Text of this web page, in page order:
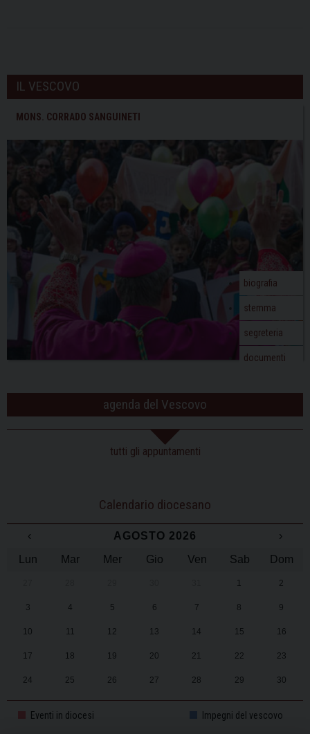
o
s
a
t
IL VESCOVO
MONS. CORRADO SANGUINETI
biografia
stemma
segreteria
documenti
agenda del Vescovo
tutti gli appuntamenti
Calendario diocesano
‹ AGOSTO 2026
›
Lun
Mar Mer Gio Ven Sab Dom
1 2
3 4 5 6 7 8 9
10 11 12 13 14 15 16
17 18 19 20 21 22 23
24 25 26 27 28 29 30
31 1 2 3 4 5 6
Eventi in diocesi Impegni del vescovo